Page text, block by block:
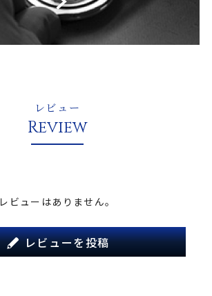
レビュー
Review
レビューはありません。
レビューを投稿